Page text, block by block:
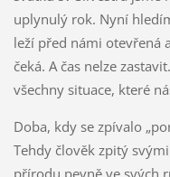
uplynulý rok. Nyní
leží před námi otevřená
čeká. A čas nelze
všechny situace, které
Doba, kdy se zpívalo
Tehdy člověk zpitý